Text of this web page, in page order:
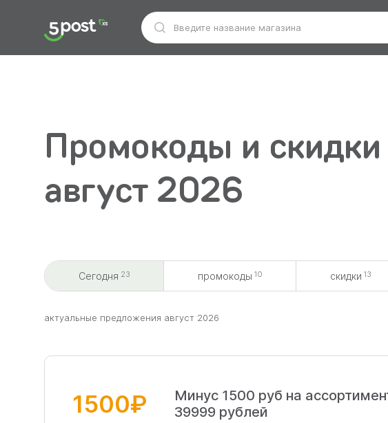
Промокоды и
август 2026
Сегодня 23 промокоды 10 скидки 13
aктуальные предложения август 2026
1500₽
Минус 1500 руб на
39999 рублей